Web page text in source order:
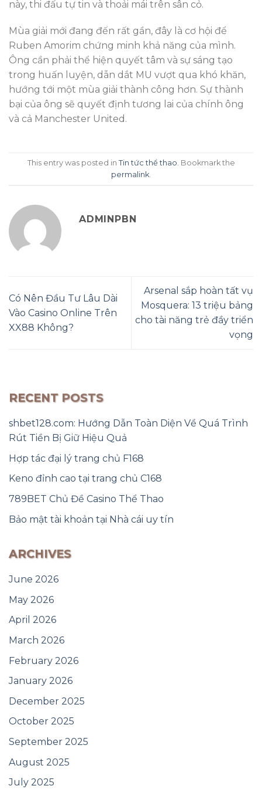
này, thi đấu tự tin và thoải mái trên sân cỏ.
Mùa giải mới đang đến rất gần, đây là cơ hội để
Ruben Amorim chứng minh khả năng của mình.
Ông cần phải thể hiện quyết tâm và sự sáng tạo
trong huấn luyện, dẫn dắt MU vượt qua khó khăn,
hướng tới một mùa giải thành công hơn. Sự thành
bại của ông sẽ quyết định tương lai của chính ông
và cả Manchester United.
This entry was posted in Tin tức thể thao . Bookmark the
permalink
ADMINPBN
Có Nên Đầu Tư Lâu Dài
Vào Casino Online Trên
XX88 Không?
Arsenal sắp hoàn tất vụ
Mosquera: 13 triệu bảng
cho tài năng trẻ đầy triển
vọng
RECENT POSTS
shbet128.com: Hướng Dẫn Toàn Diện Về Quá Trình
Rút Tiền Bị Giữ Hiệu Quả
Hợp tác đại lý trang chủ F168
Keno đỉnh cao tại trang chủ C168
789BET Chủ Đề Casino Thể Thao
Bảo mật tài khoản tại Nhà cái uy tín
ARCHIVES
June 2026
May 2026
April 2026
March 2026
February 2026
January 2026
December 2025
October 2025
September 2025
August 2025
July 2025